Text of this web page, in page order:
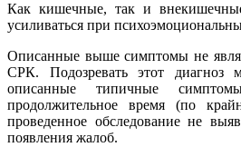
Как кишечные, так и
усиливаться при
Описанные выше симптомы не
СРК. Подозревать этот диагноз
описанные типичные
продолжительное время (по
проведенное обследование не
появления жалоб.